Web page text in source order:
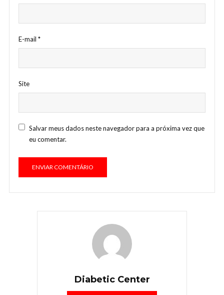
E-mail *
Site
Salvar meus dados neste navegador para a próxima vez que
eu comentar.
Diabetic Center